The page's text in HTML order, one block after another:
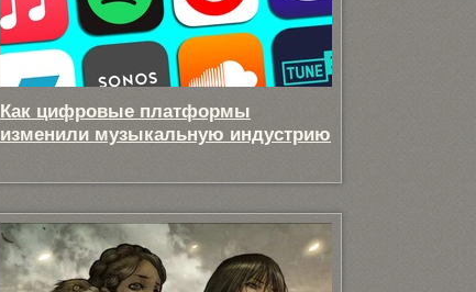
Как цифровые платформы
изменили музыкальную индустрию